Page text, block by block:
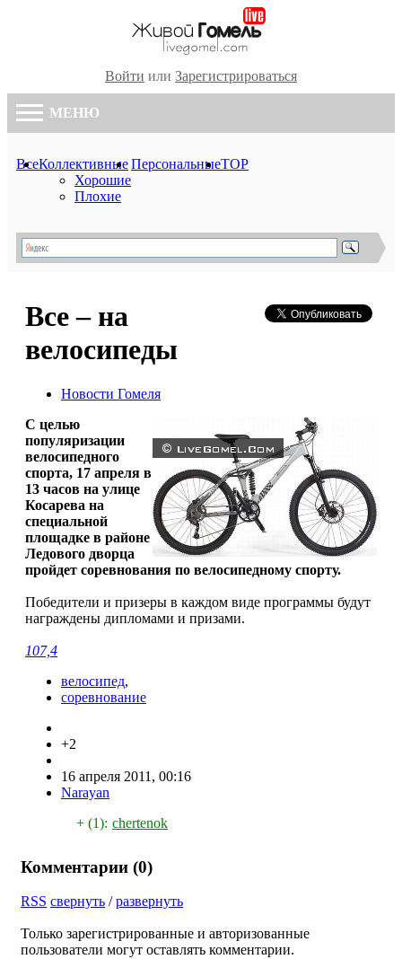
Войти или Зарегистрироваться
МЕНЮ
ВсеКоллективные
Хорошие
Плохие
ПерсональныеTOP
Все – на
велосипеды
Новости Гомеля
С целью
популяризации
велосипедного
спорта, 17 апреля в
13 часов на улице
Косарева на
специальной
площадке в районе
Ледового дворца
пройдет соревнования по велосипедному спорту.
Победители и призеры в каждом виде программы будут
награждены дипломами и призами.
107,4
велосипед,
соревнование
+2
16 апреля 2011, 00:16
Narayan
+ (1): chertenok
Комментарии (0)
RSS свернуть /развернуть
Только зарегистрированные и авторизованные
пользователи могут оставлять комментарии.